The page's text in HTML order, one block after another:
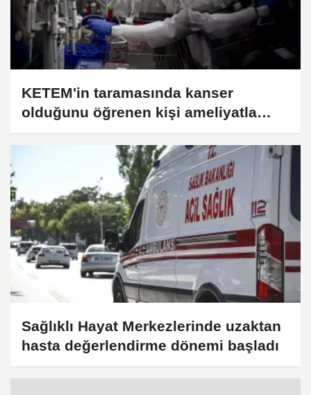
KETEM'in taramasında kanser
olduğunu öğrenen kişi ameliyatla
sağlığına kavuştu
Sağlıklı Hayat Merkezlerinde uzaktan
hasta değerlendirme dönemi başladı